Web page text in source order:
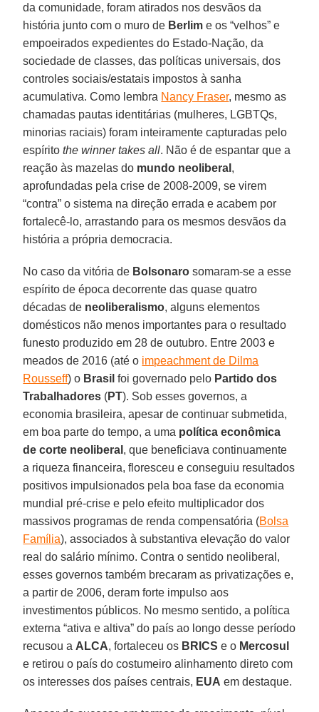
da comunidade, foram atirados nos desvãos da
história junto com o muro de Berlim e os “velhos” e
empoeirados expedientes do Estado-Nação, da
sociedade de classes, das políticas universais, dos
controles sociais/estatais impostos à sanha
acumulativa. Como lembra Nancy Fraser, mesmo as
chamadas pautas identitárias (mulheres, LGBTQs,
minorias raciais) foram inteiramente capturadas pelo
espíritothe winner takes all. Não é de espantar que a
reação às mazelas do mundo neoliberal ,
aprofundadas pela crise de 2008-2009, se virem
“contra” o sistema na direção errada e acabem por
fortalecê-lo, arrastando para os mesmos desvãos da
história a própria democracia.
No caso da vitória de Bolsonaro somaram-se a esse
espírito de época decorrente das quase quatro
décadas de neoliberalismo, alguns elementos
domésticos não menos importantes para o resultado
funesto produzido em 28 de outubro. Entre 2003 e
meados de 2016 (até o impeachment de Dilma
Rousseff) o Brasil foi governado pelo Partido dos
Trabalhadores (PT). Sob esses governos, a
economia brasileira, apesar de continuar submetida,
em boa parte do tempo, a uma política econômica
de corte neoliberal , que beneficiava continuamente
a riqueza financeira, floresceu e conseguiu resultados
positivos impulsionados pela boa fase da economia
mundial pré-crise e pelo efeito multiplicador dos
massivos programas de renda compensatória (Bolsa
Família), associados à substantiva elevação do valor
real do salário mínimo. Contra o sentido neoliberal,
esses governos também brecaram as privatizações e,
a partir de 2006, deram forte impulso aos
investimentos públicos. No mesmo sentido, a política
externa “ativa e altiva” do país ao longo desse período
recusou a ALCA, fortaleceu os BRICS e o Mercosul
e retirou o país do costumeiro alinhamento direto com
os interesses dos países centrais, EUA em destaque.